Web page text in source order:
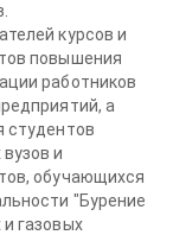
курсов и
повышения
работников
а
студентов
и
обучающихся
"Бурение
газовых